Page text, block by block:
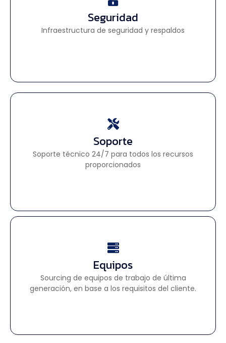
Seguridad
Infraestructura de seguridad y respaldos
Seguridad
Infraestructura de seguridad y respaldos
Soporte
Soporte técnico 24/7 para todos los recursos
proporcionados
Soporte
Soporte técnico 24/7 para todos los recursos
proporcionados
Equipos
Sourcing de equipos de trabajo de última
generación, en base a los requisitos del cliente.
Equipos
Sourcing de equipos de trabajo de última
generación, en base a los requisitos del cliente.